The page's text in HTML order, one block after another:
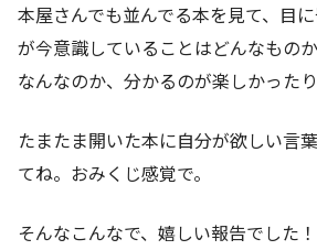
本屋さんでも並んでる本を見て、目
が今意識していることはどんなもの
なんなのか、分かるのが楽しかったり
たまたま開いた本に自分が欲しい言
てね。おみくじ感覚で。
そんなこんなで、嬉しい報告でした